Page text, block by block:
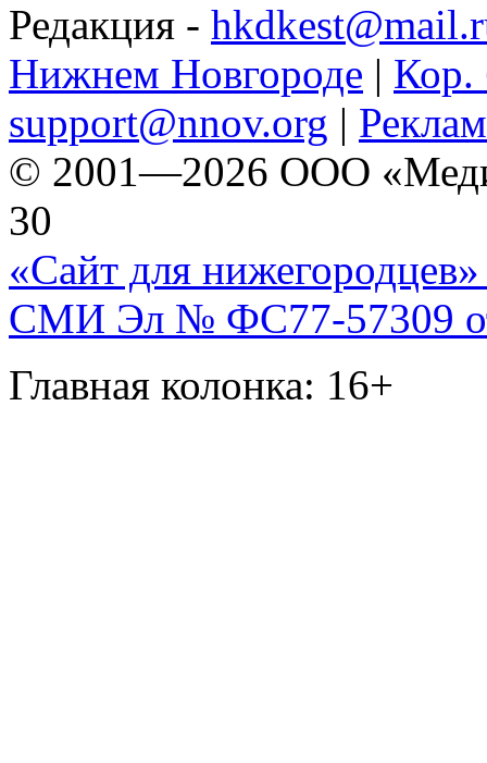
Редакция -
Нижнем Новгороде | Кор.
support@nnov.org |
© 2001—2026 ООО
30
«Сайт для нижегородцев»
СМИ Эл № ФС77-57309
Главная колонка: 16+